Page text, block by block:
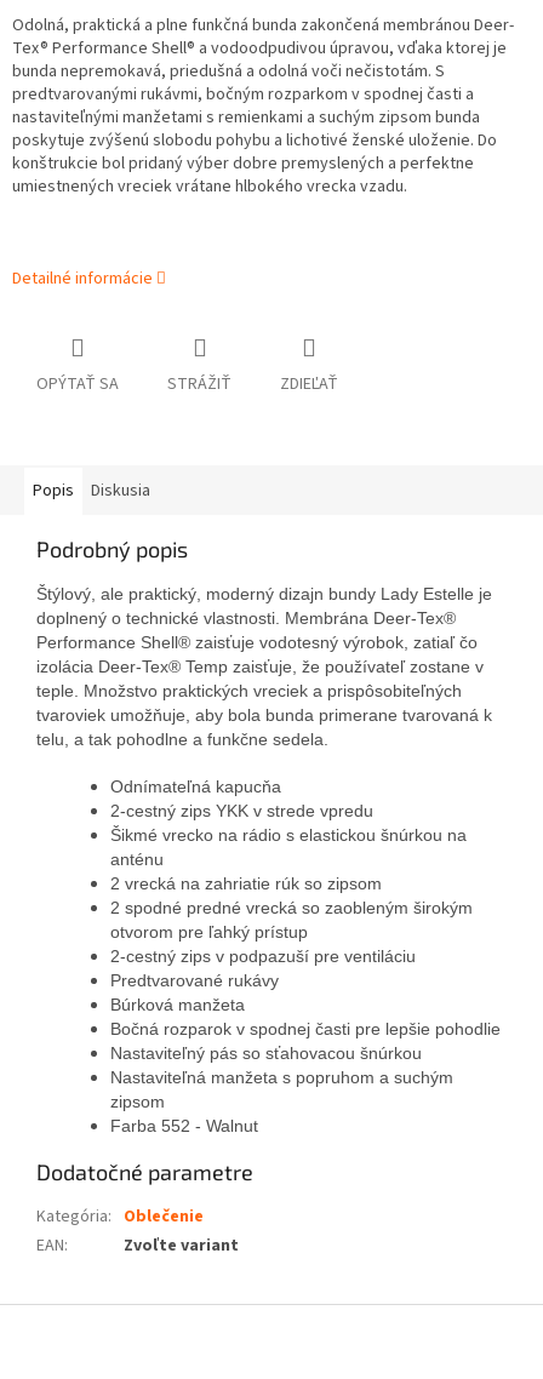
Odolná, praktická a plne funkčná bunda zakončená membránou Deer-
Tex® Performance Shell® a vodoodpudivou úpravou, vďaka ktorej je
bunda nepremokavá, priedušná a odolná voči nečistotám. S
predtvarovanými rukávmi, bočným rozparkom v spodnej časti a
nastaviteľnými manžetami s remienkami a suchým zipsom bunda
poskytuje zvýšenú slobodu pohybu a lichotivé ženské uloženie. Do
konštrukcie bol pridaný výber dobre premyslených a perfektne
umiestnených vreciek vrátane hlbokého vrecka vzadu.
Detailné informácie
OPÝTAŤ SA STRÁŽIŤ ZDIEĽAŤ
Popis Diskusia
Podrobný popis
Štýlový, ale praktický, moderný dizajn bundy Lady Estelle je
doplnený o technické vlastnosti. Membrána Deer-Tex®
Performance Shell® zaisťuje vodotesný výrobok, zatiaľ čo
izolácia Deer-Tex® Temp zaisťuje, že používateľ zostane v
teple. Množstvo praktických vreciek a prispôsobiteľných
tvaroviek umožňuje, aby bola bunda primerane tvarovaná k
telu, a tak pohodlne a funkčne sedela.
Odnímateľná kapucňa
2-cestný zips YKK v strede vpredu
Šikmé vrecko na rádio s elastickou šnúrkou na
anténu
2 vrecká na zahriatie rúk so zipsom
2 spodné predné vrecká so zaobleným širokým
otvorom pre ľahký prístup
2-cestný zips v podpazuší pre ventiláciu
Predtvarované rukávy
Búrková manžeta
Bočná rozparok v spodnej časti pre lepšie pohodlie
Nastaviteľný pás so sťahovacou šnúrkou
Nastaviteľná manžeta s popruhom a suchým
zipsom
Farba 552 - Walnut
Dodatočné parametre
Kategória: Oblečenie
EAN: Zvoľte variant